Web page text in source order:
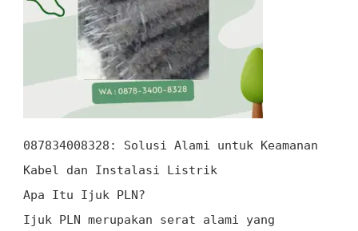
087834008328 : Solusi Alami untuk Keamanan
Kabel dan Instalasi Listrik
Apa Itu Ijuk PLN?
Ijuk PLN merupakan serat alami yang